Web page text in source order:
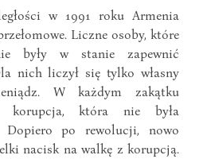
w 1991 roku Armenia
Liczne osoby, które
były w stanie zapewnić
nich liczył się tylko własny
W każdym zakątku
korupcja, która nie była
Dopiero po rewolucji, nowo
nacisk na walkę z korupcją.